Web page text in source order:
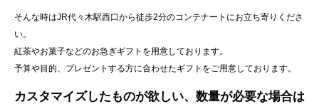
そんな時はJR代々木駅西口から徒歩2分のコンテナートにお立ち寄りくださ
い。
紅茶やお菓子などのお急ぎギフトを用意しております。
予算や目的、プレゼントする方に合わせたギフトをご用意しております。
カスタマイズしたものが欲しい、数量が必要な場合は